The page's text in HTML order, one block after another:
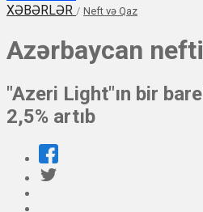
XƏBƏRLƏR / Neft və Qaz
Azərbaycan
"Azeri Light"ın bir
2,5% artıb